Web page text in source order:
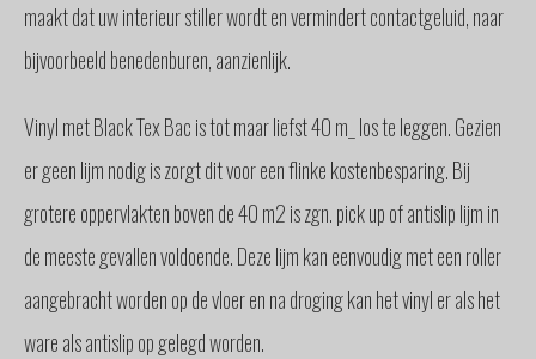
maakt dat uw interieur stiller wordt en vermindert contactgeluid, naar
bijvoorbeeld benedenburen, aanzienlijk.
Vinyl met Black Tex Bac is tot maar liefst 40 m_ los te leggen. Gezien
er geen lijm nodig is zorgt dit voor een flinke kostenbesparing. Bij
grotere oppervlakten boven de 40 m2 is zgn. pick up of antislip lijm in
de meeste gevallen voldoende. Deze lijm kan eenvoudig met een roller
aangebracht worden op de vloer en na droging kan het vinyl er als het
ware als antislip op gelegd worden.